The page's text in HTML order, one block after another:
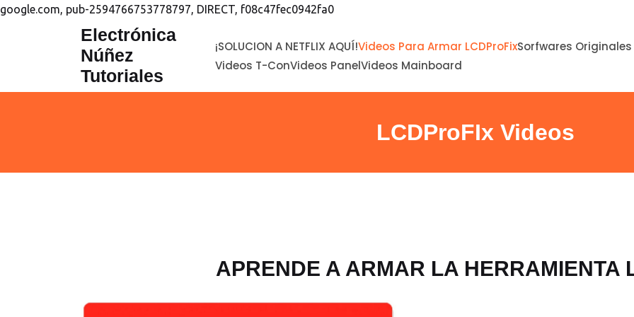
google.com, pub-2594766753778797, DIRECT, f08c47fec0942fa0
Electrónica
Núñez
Tutoriales
¡SOLUCION A NETFLIX AQUÍ!Videos Para Armar LCDProFixSorfwares Originales
Videos T-ConVideos PanelVideos Mainboard
LCDProFIx Videos
APRENDE A ARMAR LA HERRAMIENTA